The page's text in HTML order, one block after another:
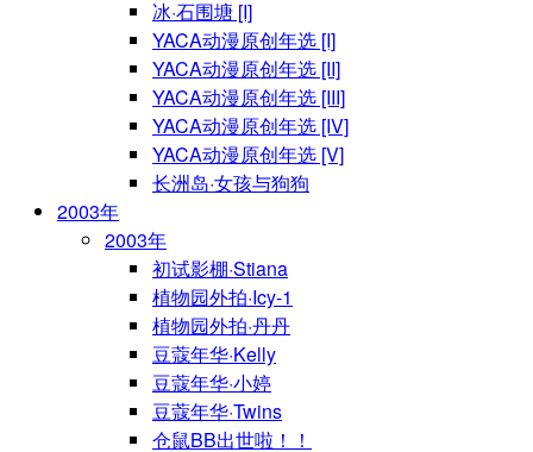
冰·石围塘 [I]
YACA动漫原创年选 [I]
YACA动漫原创年选 [II]
YACA动漫原创年选 [III]
YACA动漫原创年选 [IV]
YACA动漫原创年选 [V]
长洲岛·女孩与狗狗
2003年
2003年
初试影棚·Stiana
植物园外拍·Icy-1
植物园外拍·丹丹
豆蔻年华·Kelly
豆蔻年华·小婷
豆蔻年华·Twins
仓鼠BB出世啦！！